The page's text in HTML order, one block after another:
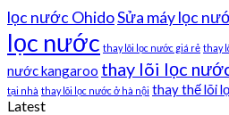
lọc nước OhidoSửa máy lọc
lọc nước thay lõi lọc nước giá rẻ thay
nước kangaroo thay lõi lọc
tại nhà thay lõi lọc nước ở hà nội thay thế lõi
Latest